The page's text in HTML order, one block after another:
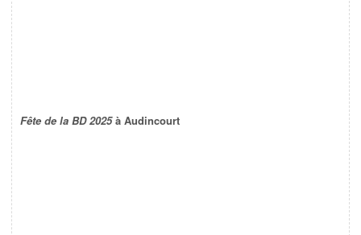
Fête de la BD 2025à Audincourt